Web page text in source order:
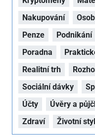
Nakupování
Penze
Podnikání
Poradna
Realitní trh
Sociální dávky
Účty
Úvěry a
Zdraví
Životní styl